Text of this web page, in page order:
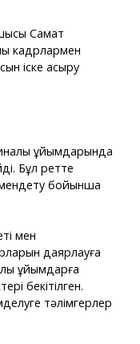
Самат
кадрлармен
іске асыру
ұйымдарында
Бұл ретте
бойынша
мен
даярлауға
ұйымдарға
бекітілген.
тәлімгерлер